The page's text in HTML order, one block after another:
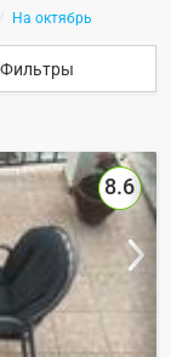
На октябрь
Фильтры
8.6